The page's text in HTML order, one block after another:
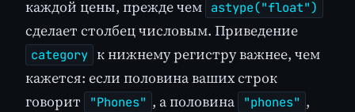
каждой цены, прежде чем astype("float")
сделает столбец числовым. Приведение
category к нижнему регистру важнее, чем
кажется: если половина ваших строк
говорит
"Phones" , а половина "phones" ,